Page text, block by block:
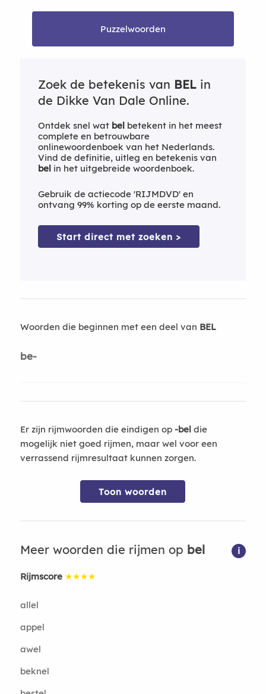
Puzzelwoorden
Zoek de betekenis van BELin
de Dikke Van Dale Online.
Ontdek snel wat belbetekent in het meest
complete en betrouwbare
onlinewoordenboek van het Nederlands.
Vind de definitie, uitleg en betekenis van
belin het uitgebreide woordenboek.
Gebruik de actiecode 'RIJMDVD' en
ontvang 99% korting op de eerste maand.
Start direct met zoeken >
Woorden die beginnen met een deel van BEL
be-
Er zijn rijmwoorden die eindigen op -beldie
mogelijk niet goed rijmen, maar wel voor een
verrassend rijmresultaat kunnen zorgen.
Toon woorden
Meer woorden die rijmen op bel i
Rijmscore ★★★★
allel
appel
awel
beknel